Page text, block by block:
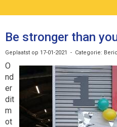
Be stronger than
Geplaatst op 17-01-2021 - Categorie:
O
nd
er
dit
m
ot